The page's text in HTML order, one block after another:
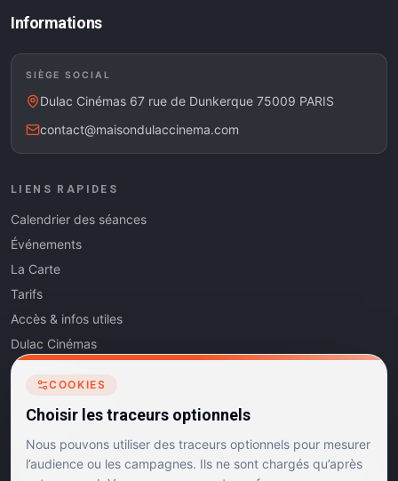
Informations
SIÈGE SOCIAL
Dulac Cinémas 67 rue de Dunkerque 75009 PARIS
contact@maisondulaccinema.com
LIENS RAPIDES
Calendrier des séances
Événements
La Carte
Tarifs
Accès & infos utiles
Dulac Cinémas
Cinéma5
Les Dits de l'Art
Contact
COOKIES
Choisir les traceurs optionnels
Nous pouvons utiliser des traceurs optionnels pour mesurer
l’audience ou les campagnes. Ils ne sont chargés qu’après